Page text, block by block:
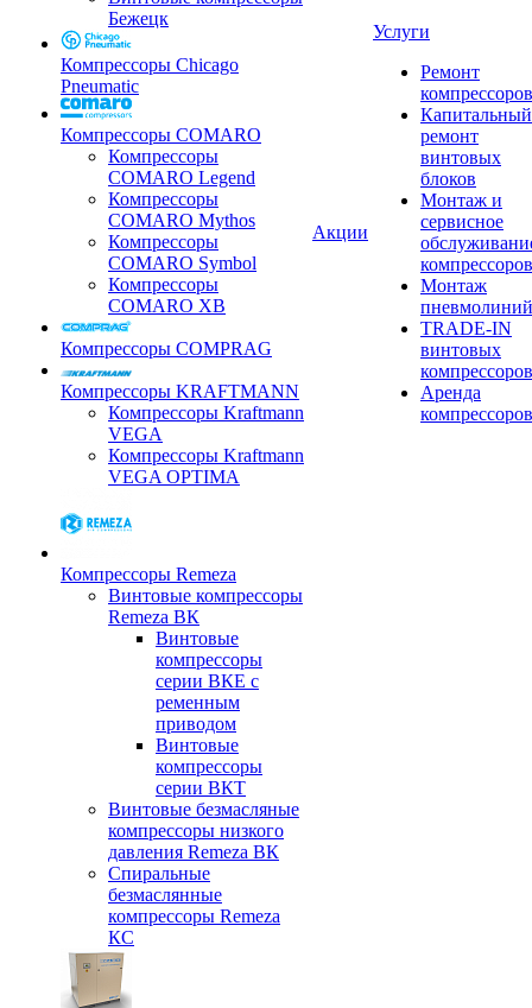
Бежецк
Компрессоры Chicago
Pneumatic
Компрессоры COMARO
Компрессоры
COMARO Legend
Компрессоры
COMARO Mythos
Компрессоры
COMARO Symbol
Компрессоры
COMARO XB
Компрессоры COMPRAG
Компрессоры KRAFTMANN
Компрессоры Kraftmann
VEGA
Компрессоры Kraftmann
VEGA OPTIMA
Компрессоры Remeza
Винтовые компрессоры
Remeza ВК
Винтовые
компрессоры
серии ВКЕ с
ременным
приводом
Винтовые
компрессоры
серии ВКТ
Винтовые безмасляные
компрессоры низкого
давления Remeza ВК
Спиральные
безмаслянные
компрессоры Remeza
КС
Акции
Услуги
Ремонт
компрессоров
Капитальный
ремонт
винтовых
блоков
Монтаж и
сервисное
компрессоров
Монтаж
пневмолиний
TRADE-IN
винтовых
компрессоров
Аренда
компрессоров